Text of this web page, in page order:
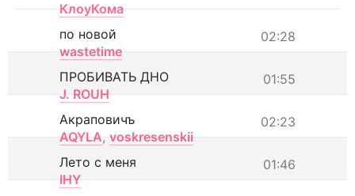
КлоуКома
02:28
по новой
wastetime
01:55
ПРОБИВАТЬ ДНО
J. ROUH
02:23
Акраповичъ
AQYLA, voskresenskii
01:46
Лето с меня
IHY